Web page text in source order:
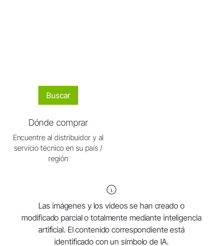
Buscar
Dónde comprar
Encuentre al distribuidor y al
servicio técnico en su país /
región
Las imágenes y los vídeos se han creado o
modificado parcial o totalmente mediante inteligencia
artificial. El contenido correspondiente está
identificado con un símbolo de IA.